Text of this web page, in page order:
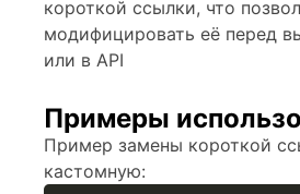
короткой ссылки, что
модифицировать её перед
или в API
Примеры
Пример замены короткой
кастомную: